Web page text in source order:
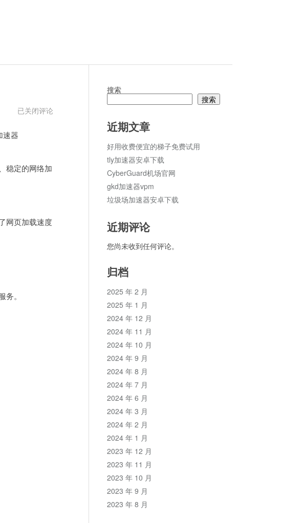
…
电
已关闭评论
速器
稳定的网络加
网页加载速度
。
搜索
搜索
近期文章
好用收费便宜的梯子免费试用
tly加速器安卓下载
CyberGuard机场官网
gkd加速器vpm
垃圾场加速器安卓下载
近期评论
您尚未收到任何评论。
归档
2025 年 2 月
2025 年 1 月
2024 年 12 月
2024 年 11 月
2024 年 10 月
2024 年 9 月
2024 年 8 月
2024 年 7 月
2024 年 6 月
2024 年 3 月
2024 年 2 月
2024 年 1 月
2023 年 12 月
2023 年 11 月
2023 年 10 月
2023 年 9 月
2023 年 8 月